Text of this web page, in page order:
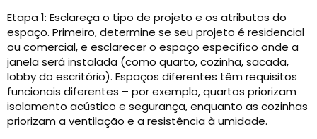
Etapa 1: Esclareça o tipo de projeto e os atributos do
espaço. Primeiro, determine se seu projeto é residencial
ou comercial, e esclarecer o espaço específico onde a
janela será instalada (como quarto, cozinha, sacada,
lobby do escritório). Espaços diferentes têm requisitos
funcionais diferentes – por exemplo, quartos priorizam
isolamento acústico e segurança, enquanto as cozinhas
priorizam a ventilação e a resistência à umidade.